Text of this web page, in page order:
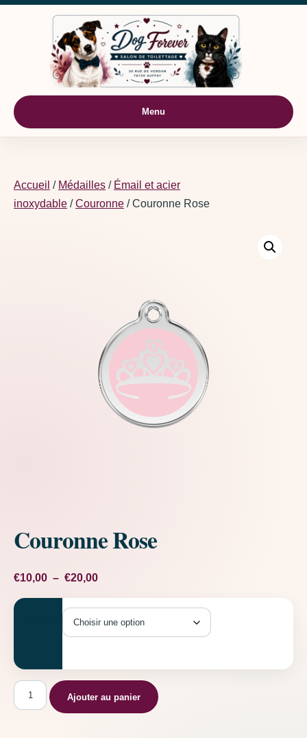
Aller au contenu
Menu
Accueil / Médailles / Émail et acier
inoxydable /Couronne / Couronne Rose
Couronne Rose
€10,00 – €20,00Plage de prix : €10,00 à €20,00
quantité de Couronne Rose
Ajouter au panier